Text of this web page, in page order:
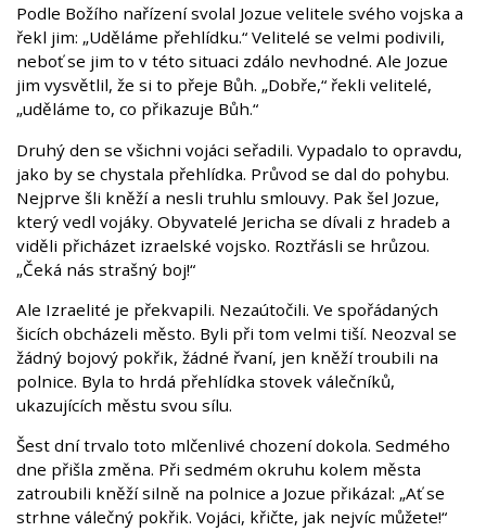
Podle Božího nařízení svolal Jozue velitele svého vojska a
řekl jim: „Uděláme přehlídku.“ Velitelé se velmi podivili,
neboť se jim to v této situaci zdálo nevhodné. Ale Jozue
jim vysvětlil, že si to přeje Bůh. „Dobře,“ řekli velitelé,
„uděláme to, co přikazuje Bůh.“
Druhý den se všichni vojáci seřadili. Vypadalo to opravdu,
jako by se chystala přehlídka. Průvod se dal do pohybu.
Nejprve šli kněží a nesli truhlu smlouvy. Pak šel Jozue,
který vedl vojáky. Obyvatelé Jericha se dívali z hradeb a
viděli přicházet izraelské vojsko. Roztřásli se hrůzou.
„Čeká nás strašný boj!“
Ale Izraelité je překvapili. Nezaútočili. Ve spořádaných
šicích obcházeli město. Byli při tom velmi tiší. Neozval se
žádný bojový pokřik, žádné řvaní, jen kněží troubili na
polnice. Byla to hrdá přehlídka stovek válečníků,
ukazujících městu svou sílu.
Šest dní trvalo toto mlčenlivé chození dokola. Sedmého
dne přišla změna. Při sedmém okruhu kolem města
zatroubili kněží silně na polnice a Jozue přikázal: „Ať se
strhne válečný pokřik. Vojáci, křičte, jak nejvíc můžete!“